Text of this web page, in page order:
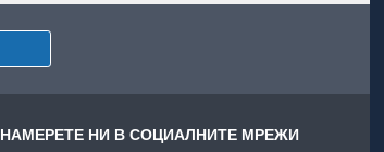
НАМЕРЕТЕ НИ В СОЦИАЛНИТЕ МРЕЖИ